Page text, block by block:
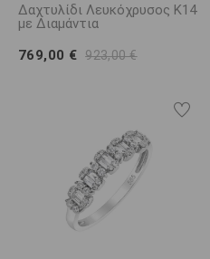
Δαχτυλίδι Λευκόχρυσος K14
με Διαμάντια
769,00 € 923,00 €